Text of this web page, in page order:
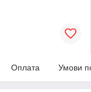
Оплата Умови